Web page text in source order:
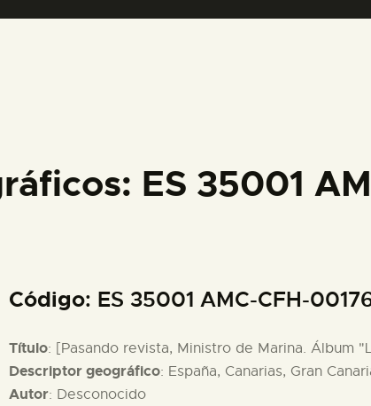
ES 35001
Código: ES 35001 AMC-CFH-
Título: [Pasando revista, Ministro de Marina. Álbum
Descriptor geográfico: España, Canarias, Gran
Autor: Desconocido